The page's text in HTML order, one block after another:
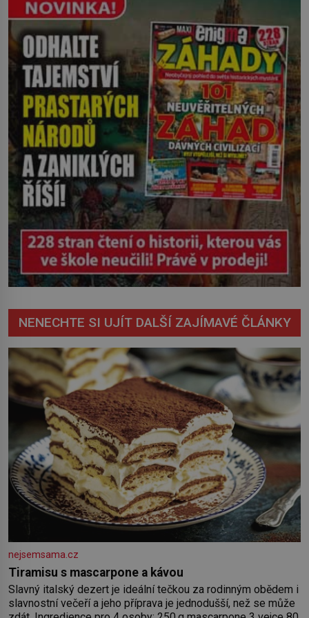
Ruža Vlajna má být v tu chvíli mrtvá celé
století. Vesnice Kisiljevo v
severovýchodním Srbsku má s upíry
nevyřízené účty. […]
NENECHTE SI UJÍT DALŠÍ ZAJÍMAVÉ ČLÁNKY
nejsemsama.cz
Tiramisu s mascarpone a kávou
Slavný italský dezert je ideální tečkou za rodinným obědem i
slavnostní večeří a jeho příprava je jednodušší, než se může